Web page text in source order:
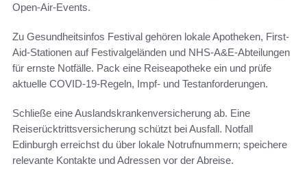
Open-Air-Events.
Zu Gesundheitsinfos Festival gehören lokale Apotheken, First-
Aid-Stationen auf Festivalgeländen und NHS-A&E-Abteilungen
für ernste Notfälle. Pack eine Reiseapotheke ein und prüfe
aktuelle COVID-19-Regeln, Impf- und Testanforderungen.
Schließe eine Auslandskrankenversicherung ab. Eine
Reiserücktrittsversicherung schützt bei Ausfall. Notfall
Edinburgh erreichst du über lokale Notrufnummern; speichere
relevante Kontakte und Adressen vor der Abreise.